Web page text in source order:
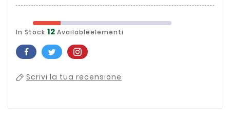
In Stock 12 Availableelementi
Scrivi la tua recensione